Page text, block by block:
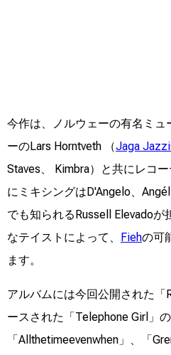
今作は、ノルウェーの有名ミ
ーのLars Horntveth （Jaga
Staves、 Kimbra）と共にレコ
にミキシングはD'Angelo、
でも知られるRussell Elevado
なテイストによって、 Fiehの可
ます。
アルバムには今回公開された「
ースされた「Telephone Girl」の
「Allthetimeevenwhen」、「